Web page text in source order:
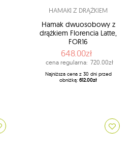
HAMAKI Z DRĄŻKIEM
Hamak dwuosobowy z
drążkiem Florencia Latte,
FOR16
648.00zł
cena regularna: 720.00zł
Najniższa cena z 30 dni przed
obniżką: 612.00zł